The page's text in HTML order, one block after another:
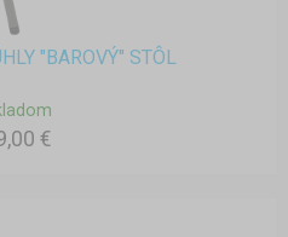
"BAROVÝ" STÔL
€